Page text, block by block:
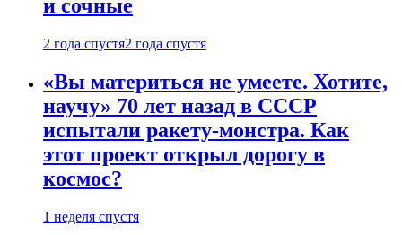
и сочные
2 года спустя2 года спустя
«Вы материться не умеете. Хотите,
научу» 70 лет назад в СССР
испытали ракету-монстра. Как
этот проект открыл дорогу в
космос?
1 неделя спустя